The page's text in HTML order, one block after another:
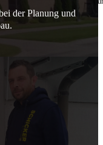
der Planung und